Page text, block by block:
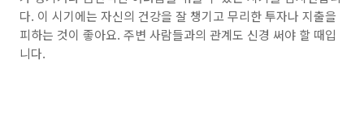
다. 이 시기에는 자신의 건강을 잘 챙기고 무리한 투자나 지출을
피하는 것이 좋아요. 주변 사람들과의 관계도 신경 써야 할 때입
니다.